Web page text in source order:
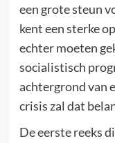
een grote steun
kent een sterke
echter moeten
socialistisch
achtergrond van
crisis zal dat
De eerste reeks